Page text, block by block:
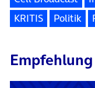
KRITIS
Politik